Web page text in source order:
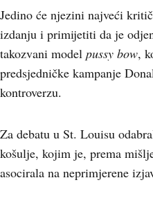
Jedino će njezini najveći
izdanju i primijetiti da je
takozvani model pussy bow,
predsjedničke kampanje
kontroverzu.
Za debatu u St. Louisu
košulje, kojim je, prema
asocirala na neprimjerene